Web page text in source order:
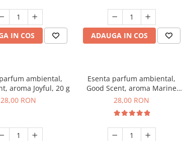
IN COS ADAUGA IN COS
ambiental,
aroma Joyful, 20 g
28,00 RON
Esenta parfum ambiental,
Good Scent, aroma Marine
Breeze, 20 g
28,00 RON